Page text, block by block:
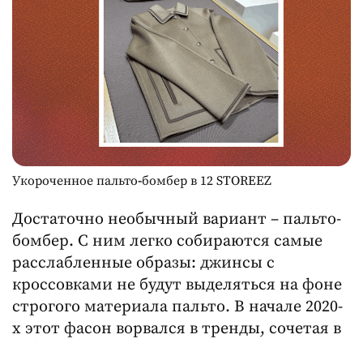
Укороченное пальто-бомбер в 12 STOREEZ
Достаточно необычный вариант – пальто-
бомбер. С ним легко собираются самые
расслабленные образы: джинсы с
кроссовками не будут выделяться на фоне
строгого материала пальто. В начале 2020-
х этот фасон ворвался в тренды, сочетая в